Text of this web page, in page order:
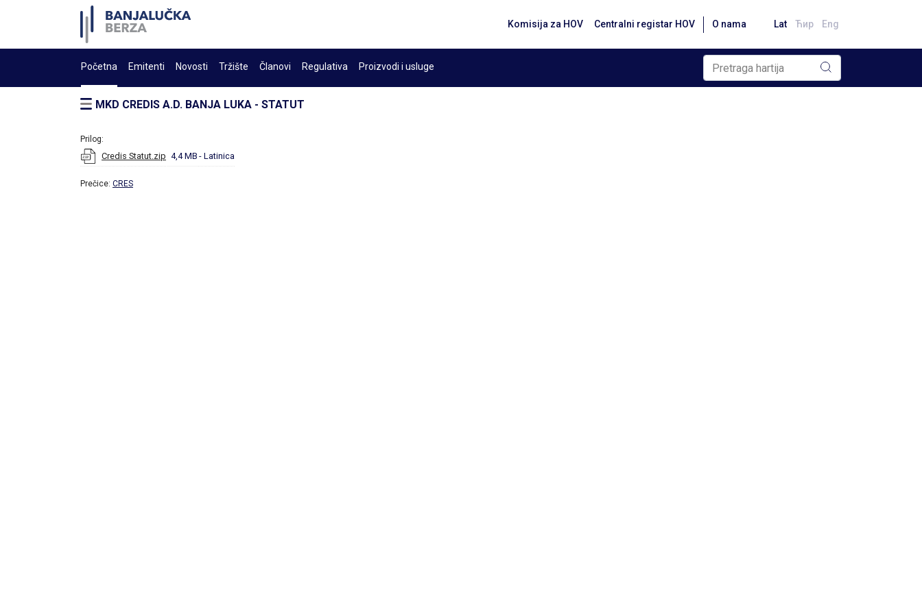
Komisija za HOV Centralni registar HOV O nama Lat Ћир Eng
Početna Emitenti Novosti Tržište Članovi Regulativa Proizvodi i usluge
MKD CREDIS A.D. BANJA LUKA - STATUT
Prilog:
Credis Statut.zip 4,4 MB - Latinica
Prečice: CRES